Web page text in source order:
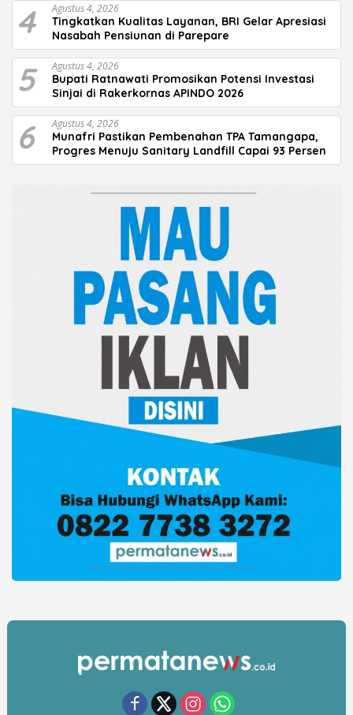
4 Agustus 4, 2026
Tingkatkan Kualitas Layanan, BRI Gelar Apresiasi
Nasabah Pensiunan di Parepare
5 Agustus 4, 2026
Bupati Ratnawati Promosikan Potensi Investasi
Sinjai di Rakerkornas APINDO 2026
6 Agustus 4, 2026
Munafri Pastikan Pembenahan TPA Tamangapa,
Progres Menuju Sanitary Landfill Capai 93 Persen